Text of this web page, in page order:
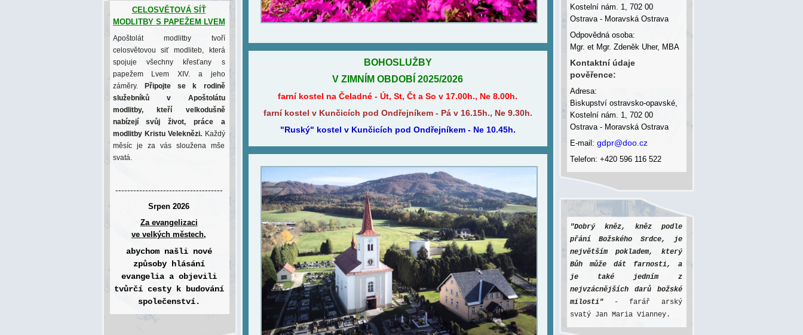
BOHOSLUŽBY
V ZIMNÍM OBDOBÍ 2025/2026
farní kostel na Čeladné - Út, St, Čt a So v 17.00h., Ne 8.00h.
farní kostel v Kunčicích pod Ondřejníkem - Pá v 16.15h., Ne 9.30h.
"Ruský" kostel v Kunčicích pod Ondřejníkem - Ne 10.45h.
CELOSVĚTOVÁ SÍŤ
MODLITBY S PAPEŽEM LVEM
Apoštolát modlitby tvoří
celosvětovou siť modliteb, která
spojuje všechny křesťany s
papežem Lvem XIV. a jeho
záměry.
Připojte se k rodině
služebníků v Apoštolátu
modlitby, kteří velkodušně
nabízejí svůj život, práce a
modlitby Kristu Veleknězi. Každý
měsíc je za vás sloužena mše
svatá.
------------------------------------
Srpen 2026
Za evangelizaci
ve velkých městech,
abychom našli nové
způsoby hlásání
evangelia a objevili
tvůrčí cesty k budování
společenství.
Kostelní nám. 1, 702 00
Ostrava - Moravská Ostrava
Odpovědná osoba:
Mgr. et Mgr. Zdeněk Uher, MBA
Kontaktní údaje
pověřence:
Adresa:
Biskupství ostravsko-opavské,
Kostelní nám. 1, 702 00
Ostrava - Moravská Ostrava
E-mail: gdpr@doo.cz
Telefon: +420 596 116 522
"Dobrý kněz, kněz podle
přání Božského Srdce, je
největším pokladem, který
Bůh může dát farnosti, a
je také jedním z
nejvzácnějších darů božské
milosti"- farář arský
svatý Jan Maria Vianney.